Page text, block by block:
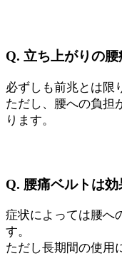
Q. 立ち上がりの
必ずしも前兆とは限
ただし、腰への負担
ります。
Q. 腰痛ベルトは
症状によっては腰へ
す。
ただし長期間の使用